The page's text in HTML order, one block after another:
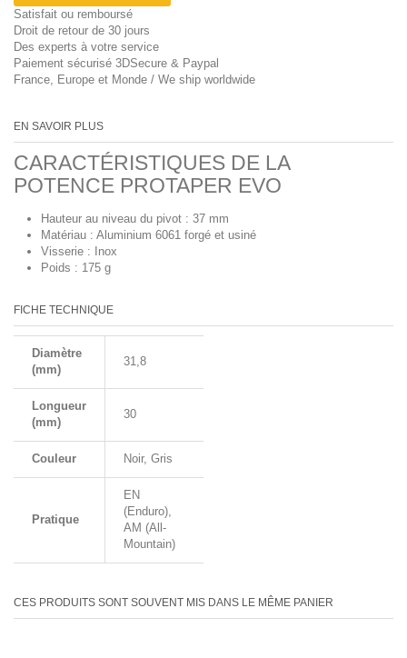
Satisfait ou remboursé
Droit de retour de 30 jours
Des experts à votre service
Paiement sécurisé 3DSecure & Paypal
France, Europe et Monde / We ship worldwide
EN SAVOIR PLUS
CARACTÉRISTIQUES DE LA
POTENCE PROTAPER EVO
Hauteur au niveau du pivot : 37 mm
Matériau : Aluminium 6061 forgé et usiné
Visserie : Inox
Poids : 175 g
FICHE TECHNIQUE
Diamètre
(mm)
31,8
Longueur
(mm)
30
Couleur Noir, Gris
Pratique
EN
(Enduro),
AM (All-
Mountain)
CES PRODUITS SONT SOUVENT MIS DANS LE MÊME PANIER